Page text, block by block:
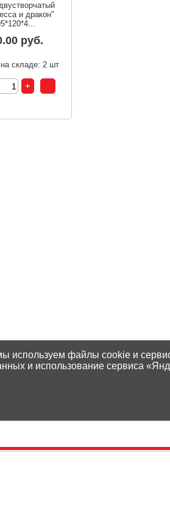
и дракон"
руб.
складе: 2 шт
используем файлы cookie и
и использование сервиса